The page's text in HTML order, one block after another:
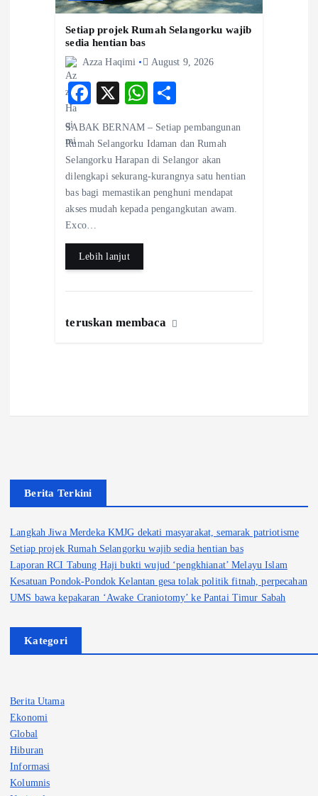
Setiap projek Rumah Selangorku wajib
sedia hentian bas
Azza Haqimi August 9, 2026
F
eb
o
o
k
X
W
ts
A
p
p
re
SABAK BERNAM – Setiap pembangunan
Rumah Selangorku Idaman dan Rumah
Selangorku Harapan di Selangor akan
dilengkapi sekurang-kurangnya satu hentian
bas bagi memastikan penghuni mendapat
akses mudah kepada pengangkutan awam.
Exco…
Lebih lanjut
teruskan membaca
Berita Terkini
Langkah Jiwa Merdeka KMJG dekati masyarakat, semarak patriotisme
Setiap projek Rumah Selangorku wajib sedia hentian bas
Laporan RCI Tabung Haji bukti wujud ‘pengkhianat’ Melayu Islam
Kesatuan Pondok-Pondok Kelantan gesa tolak politik fitnah, perpecahan
UMS bawa kepakaran ‘Awake Craniotomy’ ke Pantai Timur Sabah
Kategori
Berita Utama
Ekonomi
Global
Hiburan
Informasi
Kolumnis